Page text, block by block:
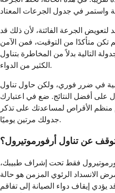
الجرعة الفائتة، لأن ذلك قد
تكن متأكدًا من التوقيت، فمن الآمن
التالية بدلاً من المخاطرة بتناول
الكثير من الدواء.
في ضرر فوري، ولكن حاول تناول
على أفضل النتائج. ضع في اعتبارك
منظم الأقراص لمساعدتك على تذكر
جدولك مرتين يوميًا.
عن تناول أرفورموتيرول؟
فقط تحت إشراف طبيبك،
الانسداد الرئوي المزمن هو حالة
إيقاف دواء الصيانة إلى تفاقم